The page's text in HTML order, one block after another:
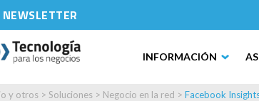
INFORMACIÓN
y otros > Soluciones > Negocio en la red > Facebook